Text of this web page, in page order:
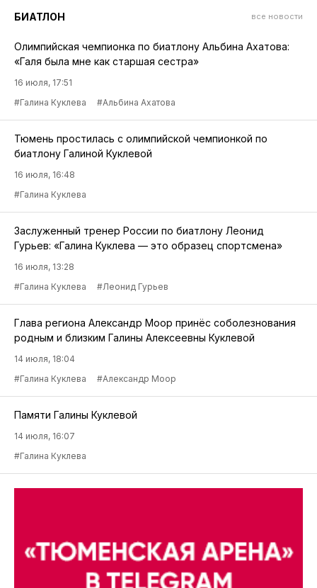
БИАТЛОН все новости
Олимпийская чемпионка по биатлону Альбина Ахатова:
«Галя была мне как старшая сестра»
16 июля, 17:51
#Галина Куклева
#Альбина Ахатова
Тюмень простилась с олимпийской чемпионкой по
биатлону Галиной Куклевой
16 июля, 16:48
#Галина Куклева
Заслуженный тренер России по биатлону Леонид
Гурьев: «Галина Куклева — это образец спортсмена»
16 июля, 13:28
#Галина Куклева
#Леонид Гурьев
Глава региона Александр Моор принёс соболезнования
родным и близким Галины Алексеевны Куклевой
14 июля, 18:04
#Галина Куклева
#Александр Моор
Памяти Галины Куклевой
14 июля, 16:07
#Галина Куклева